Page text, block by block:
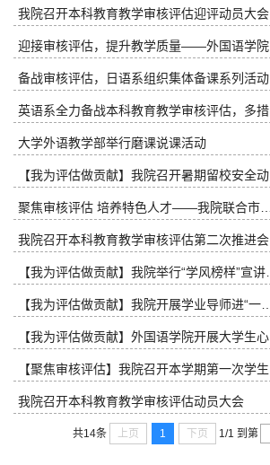
我院召开本科教育教学审核评估迎评动员大会
备战审核评估，日语系组织集体备课系列活动
大学外语教学部举行磨课说课活动
我院召开本科教育教学审核评估动员大会
共14条 上页 1 下页 1/1 到第